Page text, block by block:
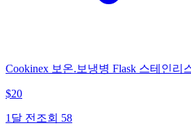
Cookinex 보온.보냉병 Flask 스테인리
$20
1달 전 조회 58